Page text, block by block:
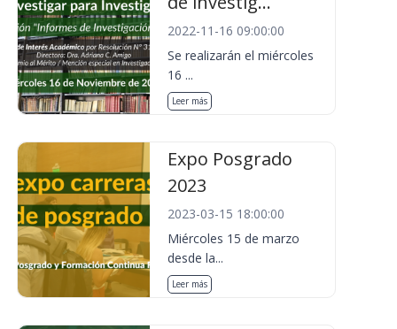
2022-11-16 09:00:00
Se realizarán el miércoles
16 ...
Leer más
Expo Posgrado
2023
2023-03-15 18:00:00
Miércoles 15 de marzo
desde la...
Leer más